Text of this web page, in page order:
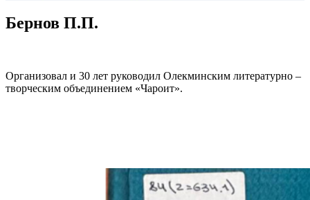
Бернов П.П.
Организовал и 30 лет руководил Олекминским литературно –
творческим объединением «Чароит».